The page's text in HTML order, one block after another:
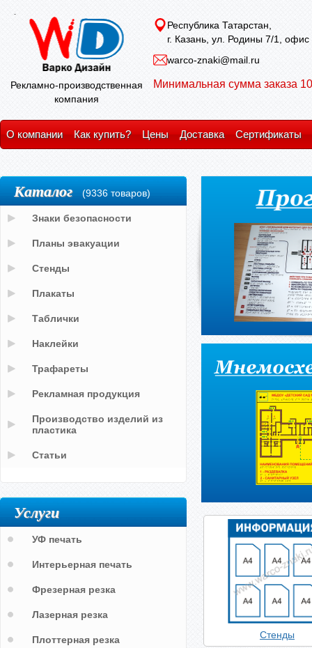
Рекламно-производственная
компания
Республика Татарстан,
г. Казань, ул. Родины 7/1, офис
warco-znaki@mail.ru
Минимальная сумма заказа
О компании Как купить? Цены Доставка Сертификаты
Стенды
Каталог (9336 товаров)
Знаки безопасности
Планы эвакуации
Стенды
Плакаты
Таблички
Наклейки
Трафареты
Рекламная продукция
Производство изделий из
пластика
Статьи
Услуги
УФ печать
Интерьерная печать
Фрезерная резка
Лазерная резка
Плоттерная резка